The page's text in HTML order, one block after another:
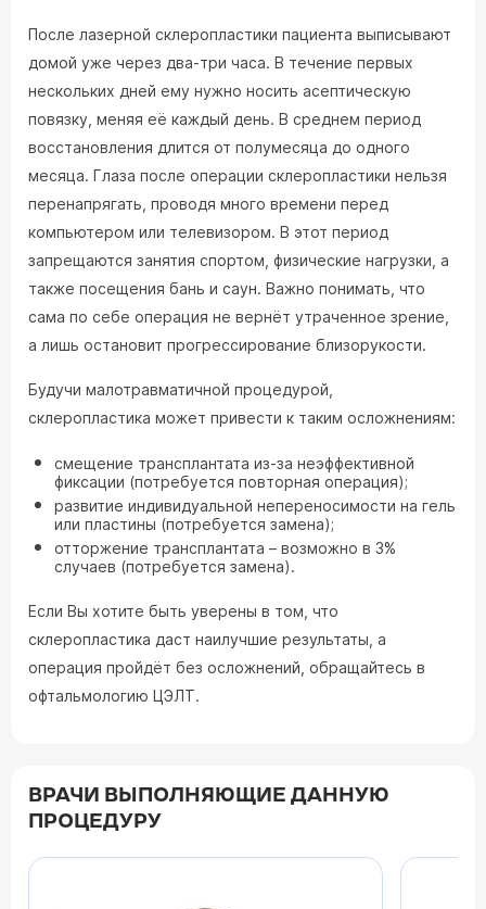
После лазерной склеропластики пациента выписывают
домой уже через два-три часа. В течение первых
нескольких дней ему нужно носить асептическую
повязку, меняя её каждый день. В среднем период
восстановления длится от полумесяца до одного
месяца. Глаза после операции склеропластики нельзя
перенапрягать, проводя много времени перед
компьютером или телевизором. В этот период
запрещаются занятия спортом, физические нагрузки, а
также посещения бань и саун. Важно понимать, что
сама по себе операция не вернёт утраченное зрение,
а лишь остановит прогрессирование близорукости.
Будучи малотравматичной процедурой,
склеропластика может привести к таким осложнениям:
смещение трансплантата из-за неэффективной
фиксации (потребуется повторная операция);
развитие индивидуальной непереносимости на гель
или пластины (потребуется замена);
отторжение трансплантата – возможно в 3%
случаев (потребуется замена).
Если Вы хотите быть уверены в том, что
склеропластика даст наилучшие результаты, а
операция пройдёт без осложнений, обращайтесь в
офтальмологию ЦЭЛТ.
ВРАЧИ ВЫПОЛНЯЮЩИЕ ДАННУЮ
ПРОЦЕДУРУ